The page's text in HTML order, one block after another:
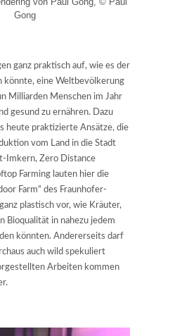
Gong
ganz praktisch auf, wie es der
könnte, eine Weltbevölkerung
Milliarden Menschen im Jahr
gesund zu ernähren. Dazu
heute praktizierte Ansätze, die
vom Land in die Stadt
Imkern, Zero Distance
Farming lauten hier die
Farm“ des Fraunhofer-
plastisch vor, wie Kräuter,
Bioqualität in nahezu jedem
könnten. Andererseits darf
auch wild spekuliert
Arbeiten kommen